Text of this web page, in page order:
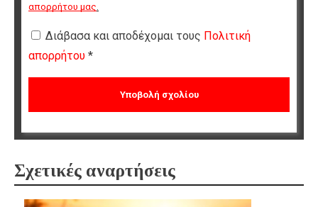
απορρήτου μας
Διάβασα και αποδέχομαι τους Πολιτική
απορρήτου *
Σχετικές αναρτήσεις